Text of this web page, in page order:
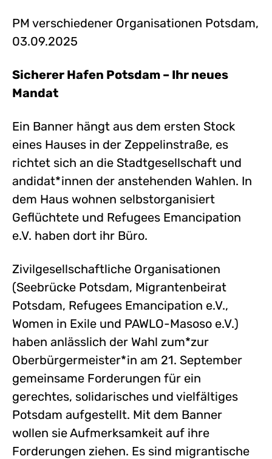
PM verschiedener Organisationen Potsdam,
03.09.2025
Sicherer Hafen Potsdam – Ihr neues
Mandat
Ein Banner hängt aus dem ersten Stock
eines Hauses in der Zeppelinstraße, es
richtet sich an die Stadtgesellschaft und
andidat*innen der anstehenden Wahlen. In
dem Haus wohnen selbstorganisiert
Geflüchtete und Refugees Emancipation
e.V. haben dort ihr Büro.
Zivilgesellschaftliche Organisationen
(Seebrücke Potsdam, Migrantenbeirat
Potsdam, Refugees Emancipation e.V.,
Women in Exile und PAWLO-Masoso e.V.)
haben anlässlich der Wahl zum*zur
Oberbürgermeister*in am 21. September
gemeinsame Forderungen für ein
gerechtes, solidarisches und vielfältiges
Potsdam aufgestellt. Mit dem Banner
wollen sie Aufmerksamkeit auf ihre
Forderungen ziehen. Es sind migrantische